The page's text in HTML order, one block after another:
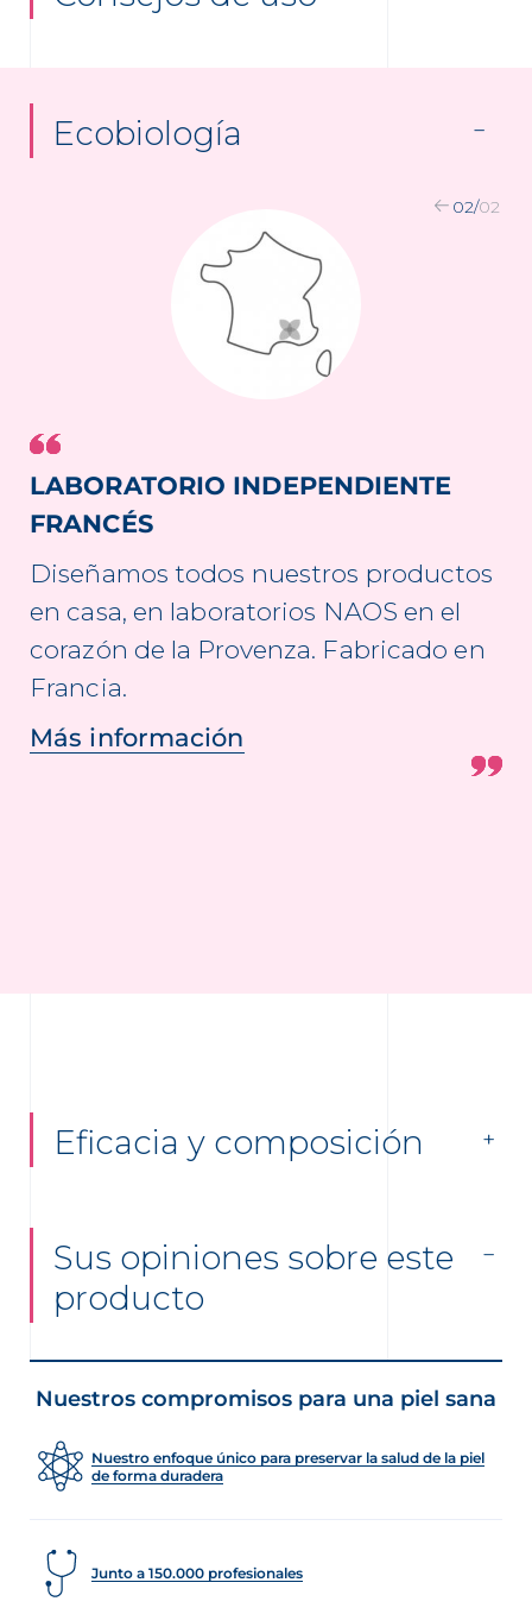
Ecobiología
LABORATORIO INDEPENDIENTE
FRANCÉS
Diseñamos todos nuestros productos
en casa, en laboratorios NAOS en el
corazón de la Provenza. Fabricado en
Francia.
Más información
02/02
Eficacia y composición
Sus opiniones sobre este
producto
Nuestros compromisos para una piel sana
Nuestro enfoque único para preservar la salud de la piel
de forma duradera
Junto a 150.000 profesionales